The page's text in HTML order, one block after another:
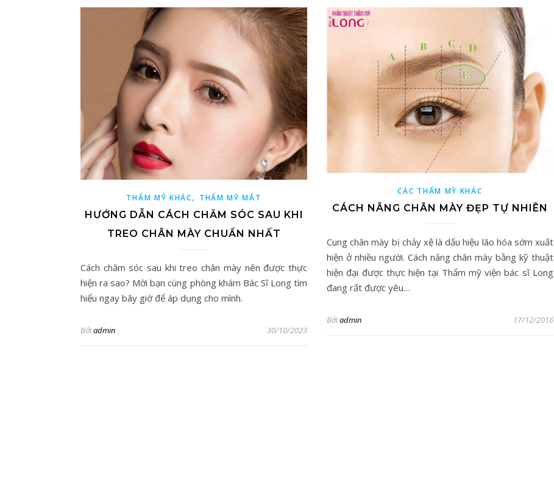
THẨM MỸ KHÁC, THẨM MỸ MẮT
HƯỚNG DẪN CÁCH CHĂM SÓC SAU KHI
TREO CHÂN MÀY CHUẨN NHẤT
Cách chăm sóc sau khi treo chân mày nên được thực
hiện ra sao? Mời bạn cùng phòng khám Bác Sĩ Long tìm
hiểu ngay bây giờ để áp dụng cho mình.
Bởiadmin 30/10/2023
CÁC THẨM MỸ KHÁC
CÁCH NÂNG CHÂN MÀY ĐẸP TỰ NHIÊN
Cung chân mày bị chảy xệ là dấu hiệu lão hóa sớm xuất
hiện ở nhiều người. Cách nâng chân mày bằng kỹ thuật
hiện đại được thực hiện tại Thẩm mỹ viện bác sĩ Long
đang rất được yêu…
Bởiadmin 17/12/2016